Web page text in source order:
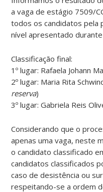
a vaga de estágio 7509/
todos os candidatos pela
nível apresentado
Classificação final:
1º lugar: Rafaela Johann
2º lugar: Maria Rita
reserva)
3º lugar: Gabriela Reis
Considerando que o
apenas uma vaga, neste
o candidato classificado
candidatos classificados
caso de desistência ou
respeitando-se a ordem